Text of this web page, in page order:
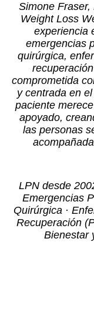
Simone
Weight Loss
experiencia
emergencias
quirúrgica,
comprometida
y centrada en
paciente
apoyado,
las personas
LPN desde
Emergencias
Quirúrgica ·
Recuperación
Bienestar